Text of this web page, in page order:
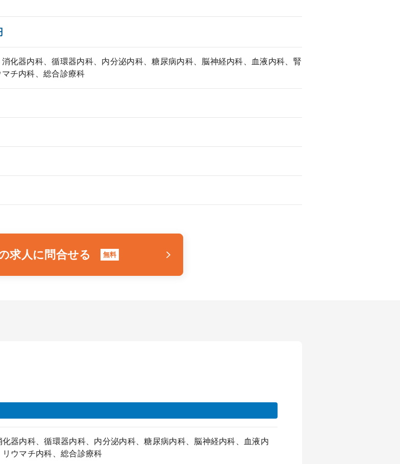
化器内科、循環器内科、内分泌内科、糖尿病内科、脳神経内科、血液内科、腎
チ内科、総合診療科
求人に問合せる 無料
器内科、循環器内科、内分泌内科、糖尿病内科、脳神経内科、血液内
ウマチ内科、総合診療科